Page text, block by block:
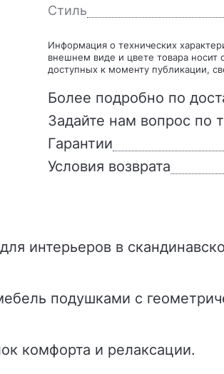
Стиль
Информация о технических характеристиках, комплекте поставки, стране изготовления,
внешнем виде и цвете товара носит
доступных к моменту публикации,
Более подробно по
Задайте нам вопрос по
Гарантии
Условия возврата
подушками с
комфорта и релаксации.